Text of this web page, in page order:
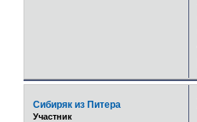
Сибиряк из Питера
Участник